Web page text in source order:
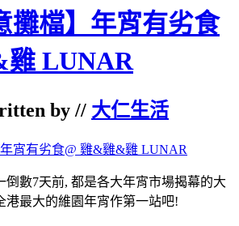
攤檔】年宵有劣食
雞 LUNAR
by // 大仁生活
倒數7天前, 都是各大年宵市場揭幕的大
港最大的維園年宵作第一站吧!